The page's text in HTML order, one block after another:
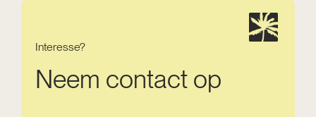
Interesse?
Neem contact op